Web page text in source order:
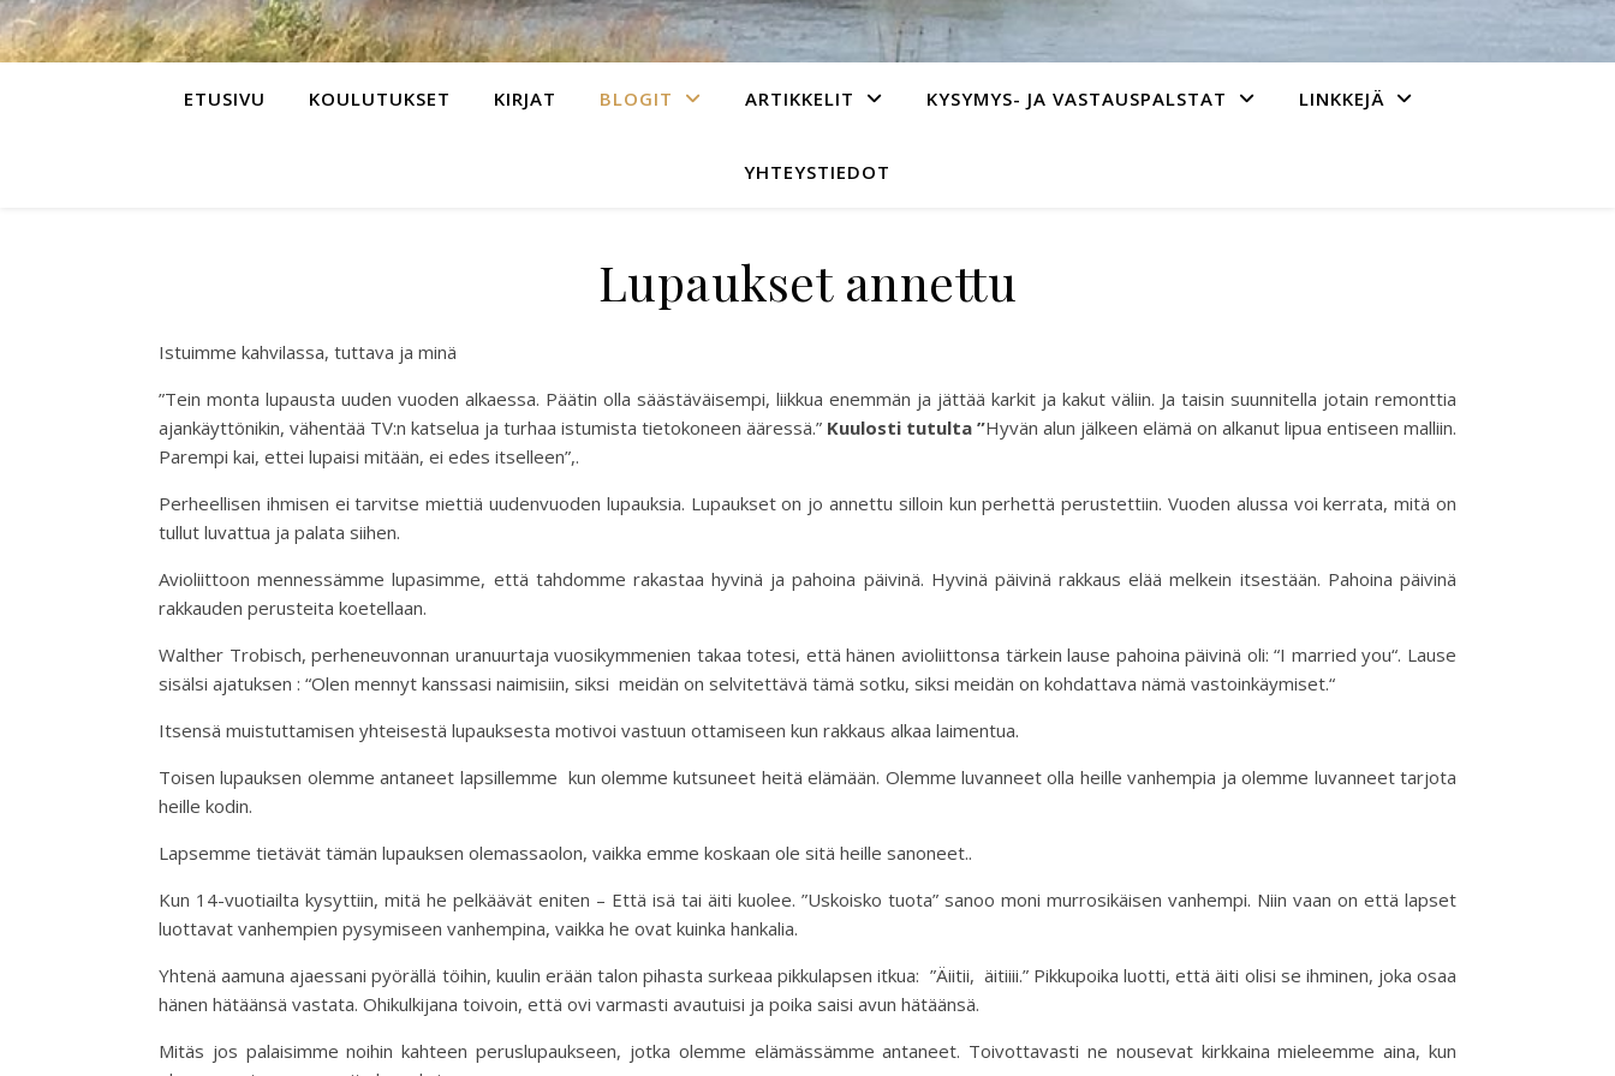
ETUSIVU KOULUTUKSET KIRJAT BLOGIT ARTIKKELIT KYSYMYS- JA VASTAUSPALSTAT LINKKEJÄ
YHTEYSTIEDOT
Lupaukset annettu
Istuimme kahvilassa, tuttava ja minä
”Tein monta lupausta uuden vuoden alkaessa. Päätin olla säästäväisempi, liikkua enemmän ja jättää karkit ja kakut väliin. Ja taisin suunnitella jotain remonttia
ajankäyttönikin, vähentää TV:n katselua ja turhaa istumista tietokoneen ääressä.” Kuulosti tutulta ”Hyvän alun jälkeen elämä on alkanut lipua entiseen malliin.
Parempi kai, ettei lupaisi mitään, ei edes itselleen”,.
Perheellisen ihmisen ei tarvitse miettiä uudenvuoden lupauksia. Lupaukset on jo annettu silloin kun perhettä perustettiin. Vuoden alussa voi kerrata, mitä on
tullut luvattua ja palata siihen.
Avioliittoon mennessämme lupasimme, että tahdomme rakastaa hyvinä ja pahoina päivinä. Hyvinä päivinä rakkaus elää melkein itsestään. Pahoina päivinä
rakkauden perusteita koetellaan.
Walther Trobisch, perheneuvonnan uranuurtaja vuosikymmenien takaa totesi, että hänen avioliittonsa tärkein lause pahoina päivinä oli: “I married you“. Lause
sisälsi ajatuksen : “Olen mennyt kanssasi naimisiin, siksi meidän on selvitettävä tämä sotku, siksi meidän on kohdattava nämä vastoinkäymiset.“
Itsensä muistuttamisen yhteisestä lupauksesta motivoi vastuun ottamiseen kun rakkaus alkaa laimentua.
Toisen lupauksen olemme antaneet lapsillemme kun olemme kutsuneet heitä elämään. Olemme luvanneet olla heille vanhempia ja olemme luvanneet tarjota
heille kodin.
Lapsemme tietävät tämän lupauksen olemassaolon, vaikka emme koskaan ole sitä heille sanoneet..
Kun 14-vuotiailta kysyttiin, mitä he pelkäävät eniten – Että isä tai äiti kuolee. ”Uskoisko tuota” sanoo moni murrosikäisen vanhempi. Niin vaan on että lapset
luottavat vanhempien pysymiseen vanhempina, vaikka he ovat kuinka hankalia.
Yhtenä aamuna ajaessani pyörällä töihin, kuulin erään talon pihasta surkeaa pikkulapsen itkua: ”Äiitii, äitiiii.” Pikkupoika luotti, että äiti olisi se ihminen, joka osaa
hänen hätäänsä vastata. Ohikulkijana toivoin, että ovi varmasti avautuisi ja poika saisi avun hätäänsä.
Mitäs jos palaisimme noihin kahteen peruslupaukseen, jotka olemme elämässämme antaneet. Toivottavasti ne nousevat kirkkaina mieleemme aina, kun